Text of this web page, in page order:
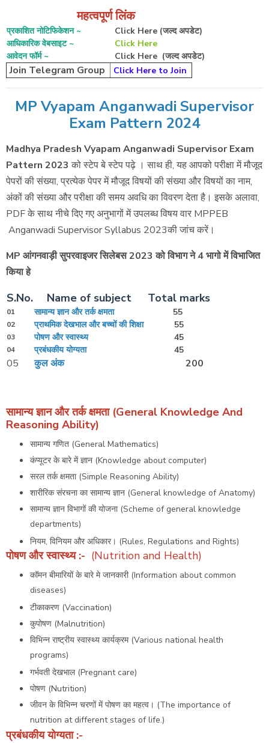
महत्वपूर्ण लिंक
प्रकाशित नोटिफिकेशन ~
Click Here (जल्द अपडेट)
आधिकारिक वेबसाइट ~
Click Here
आवेदन फॉर्म ~
Click Here (जल्द अपडेट)
Join Telegram Group Click Here to Join
MP Vyapam Anganwadi Supervisor
Exam Pattern 2024
Madhya Pradesh Vyapam Anganwadi Supervisor Exam
Pattern 2023 को स्टेप बे स्टेप पढ़े । साथ ही, यह आपको परीक्षा में मौजूद
पेपरों की संख्या, प्रत्येक पेपर में मौजूद विषयों की संख्या और विषयों का नाम,
अंकों की संख्या और परीक्षा की समय अवधि का विवरण देता है। इसके अलावा,
PDF के साथ नीचे दिए गए अनुभागों में उपलब्ध विषय वार MPPEB
Anganwadi Supervisor Syllabus 2023की जांच करें।
MP आंगनवाड़ी सुपरवाइजर सिलेबस 2023 को विभाग ने 4 भागो में विभाजित
किया हे
S.No. Name of subject Total marks
01 सामान्य ज्ञान और तर्क क्षमता 55
02 प्राथमिक देखभाल और बच्चों की शिक्षा 55
03 पोषण और स्वास्थ्य 45
04 प्रबंधकीय योग्यता 45
05 कुल अंक 200
सामान्य ज्ञान और तर्क क्षमता (General Knowledge And
Reasoning Ability)
सामान्य गणित (General Mathematics)
कंप्यूटर के बारे में ज्ञान (Knowledge about computer)
सरल तर्क क्षमता (Simple Reasoning Ability)
शारीरिक संरचना का सामान्य ज्ञान (General knowledge of Anatomy)
सामान्य ज्ञान विभागों की योजना (Scheme of general knowledge
departments)
नियम, विनियम और अधिकार। (Rules, Regulations and Rights)
पोषण और स्वास्थ्य:- (Nutrition and Health)
कॉमन बीमारियों के बारे मे जानकारी (Information about common
diseases)
टीकाकरण (Vaccination)
कुपोषण (Malnutrition)
विभिन्न राष्ट्रीय स्वास्थ्य कार्यक्रम (Various national health
programs)
गर्भवती देखभाल (Pregnant care)
पोषण (Nutrition)
जीवन के विभिन्न चरणों में पोषण का महत्व। (The importance of
nutrition at different stages of life.)
प्रबंधकीय योग्यता:-